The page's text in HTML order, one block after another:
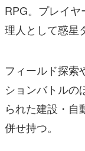
RPG。プレイ
理人として惑星
フィールド探索
ションバトルの
られた建設・自
併せ持つ。